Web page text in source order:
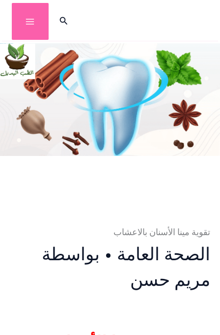
المحتوى
البحث
تقوية مينا الأسنان بالاعشاب
الصحة العامة • بواسطة
مريم حسن